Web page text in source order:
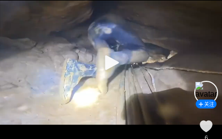
关注